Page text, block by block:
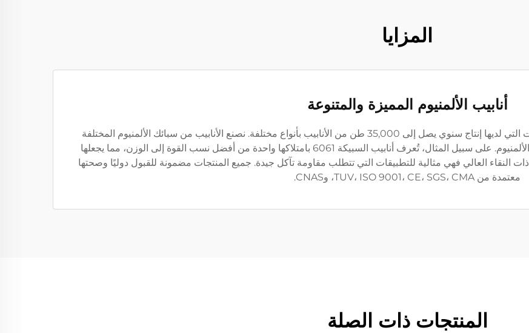
المزايا
أنابيب الألمنيوم المميزة والمتنوعة
نحافظ على مكانتنا كواحدة من عدد قليل من الشركات التي لديها إنتاج سنوي يصل إلى 35,000 طن من الأنابيب بأنواع مختلفة. نصنع الأنابيب من سبائك الألمنيوم المختلفة
بدءًا من سلسلة 1000 إلى سلسلة 7000 من سبائك الألمنيوم. على سبيل المثال، تُعرف أنابيب السبيكة 6061 بامتلاكها واحدة من أفضل نسب القوة إلى الوزن، مما يجعلها
مثالية للاستخدامات الهيكلية. أما أنابيب سلسلة 1000 ذات النقاء العالي فهي مثالية للتطبيقات التي تتطلب مقاومة تآكل جيدة. جميع المنتجات مضمونة للقبول دوليًا وصحتها
معتمدة من TUV، ISO 9001، CE، SGS، CMA، وCNAS.
المنتجات ذات الصلة